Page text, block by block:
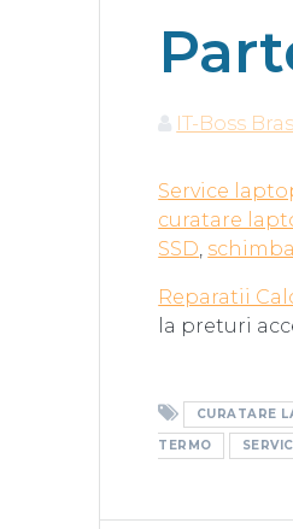
IT-Boss
Service
curatare
SSD
Reparatii
la preturi
CURATARE
TERMO